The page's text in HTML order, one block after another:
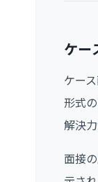
ケー
ケー
形式
解決
面接